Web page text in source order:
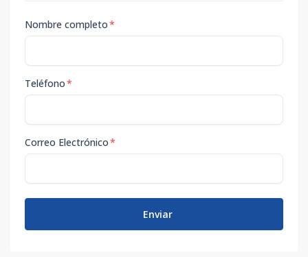
Nombre completo*
Teléfono*
Correo Electrónico*
Enviar